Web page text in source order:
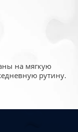
на мягкую
рутину.